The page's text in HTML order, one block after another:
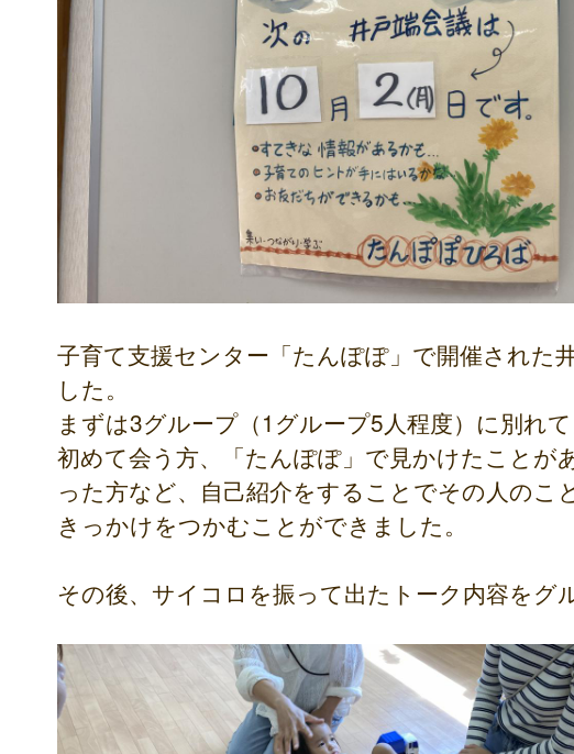
子育て支援センター「たんぽぽ」で開催された
した。
まずは3グループ（1グループ5人程度）に別れて
初めて会う方、「たんぽぽ」で見かけたことが
った方など、自己紹介をすることでその人のこ
きっかけをつかむことができました。
その後、サイコロを振って出たトーク内容をグ